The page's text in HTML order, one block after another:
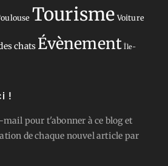
Tourisme Voiture
chats Évènement Île-
!
mail pour t'abonner à ce blog et
de chaque nouvel article par